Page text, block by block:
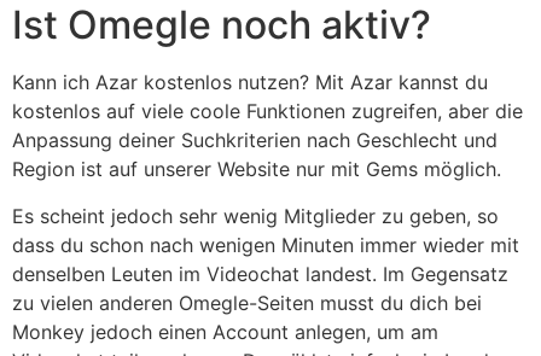
Ist Omegle noch aktiv?
Kann ich Azar kostenlos nutzen? Mit Azar kannst du
kostenlos auf viele coole Funktionen zugreifen, aber die
Anpassung deiner Suchkriterien nach Geschlecht und
Region ist auf unserer Website nur mit Gems möglich.
Es scheint jedoch sehr wenig Mitglieder zu geben, so
dass du schon nach wenigen Minuten immer wieder mit
denselben Leuten im Videochat landest. Im Gegensatz
zu vielen anderen Omegle-Seiten musst du dich bei
Monkey jedoch einen Account anlegen, um am